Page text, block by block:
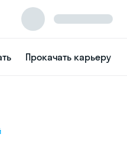
Прокачать карьеру